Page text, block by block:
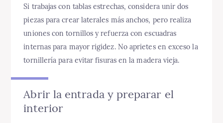
Si trabajas con tablas estrechas, considera unir dos
piezas para crear laterales más anchos, pero realiza
uniones con tornillos y refuerza con escuadras
internas para mayor rigidez. No aprietes en exceso la
tornillería para evitar fisuras en la madera vieja.
Abrir la entrada y preparar el
interior